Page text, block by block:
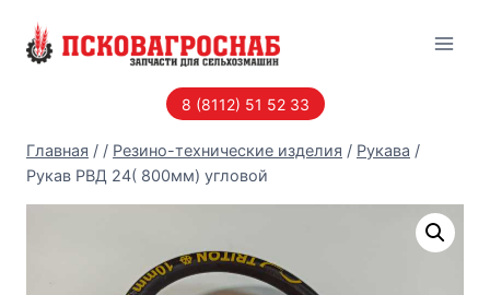
8 (8112) 51 52 33
Главная / / Резино-технические изделия / Рукава /
Рукав РВД 24( 800мм) угловой